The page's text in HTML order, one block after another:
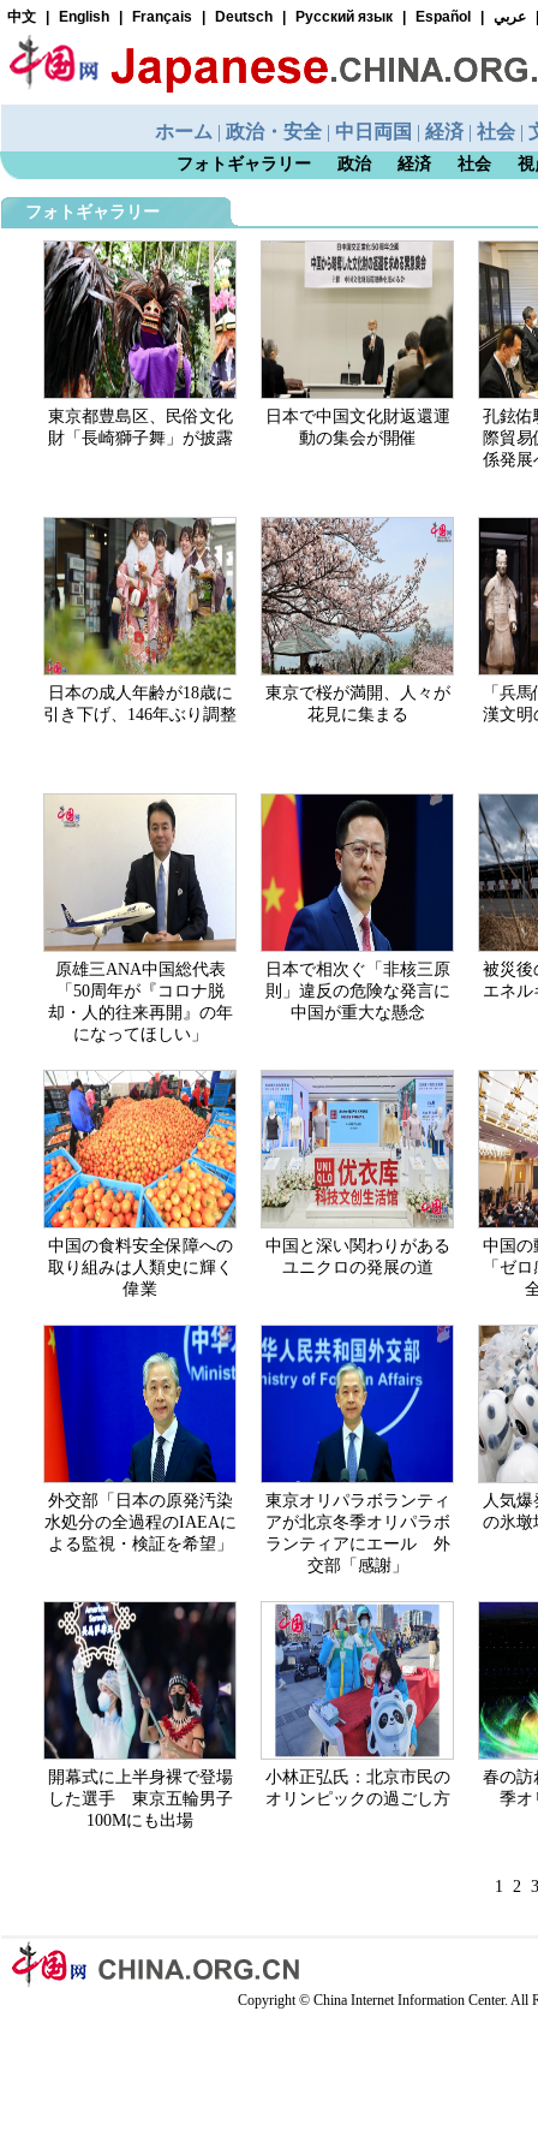
フォトギャラリー 政治 経済 社会 視
フォトギャラリー
東京都豊島区、民俗文化
財「長崎獅子舞」が披露
日本で中国文化財返還運
動の集会が開催
孔鉉佑
際貿
係発展
日本の成人年齢が18歳に
引き下げ、146年ぶり調整
東京で桜が満開、人々が
花見に集まる
「兵
漢文明
原雄三ANA中国総代表
「50周年が『コロナ脱
却・人的往来再開』の年
になってほしい」
日本で相次ぐ「非核三原
則」違反の危険な発言に
中国が重大な懸念
被災後
エネル
中国の食料安全保障への
取り組みは人類史に輝く
偉業
中国と深い関わりがある
ユニクロの発展の道
中国の
「ゼ
外交部「日本の原発汚染
水処分の全過程のIAEAに
よる監視・検証を希望」
東京オリパラボランティ
アが北京冬季オリパラボ
ランティアにエール 外
交部「感謝」
人気
の氷墩
開幕式に上半身裸で登場
した選手 東京五輪男子
100Mにも出場
小林正弘氏：北京市民の
オリンピックの過ごし方
春の訪
季オ
1 2 3